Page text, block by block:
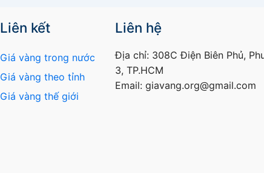
Liên kết
Giá vàng trong nước
Giá vàng theo tỉnh
Giá vàng thế giới
Liên hệ
Địa chỉ: 308C Điện Biên Phủ,
3, TP.HCM
Email: giavang.org@gmail.com